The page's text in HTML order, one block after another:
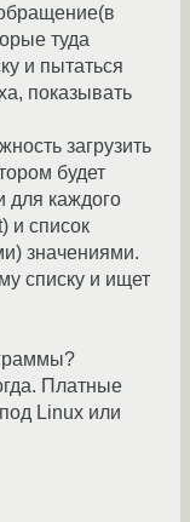
туда
и пытаться
показывать
загрузить
будет
для каждого
и список
значениями.
списку и ищет
Платные
Linux или